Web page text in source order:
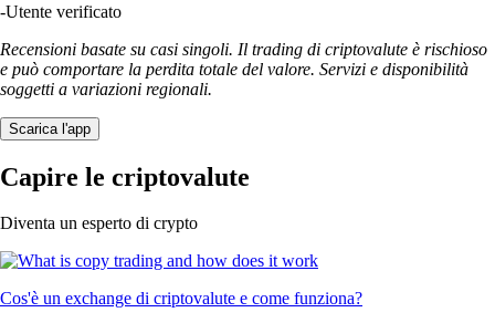
-Utente verificato
Recensioni basate su casi singoli. Il trading di criptovalute è rischioso
e può comportare la perdita totale del valore. Servizi e disponibilità
soggetti a variazioni regionali.
Scarica l'app
Capire le criptovalute
Diventa un esperto di crypto
Cos'è un exchange di criptovalute e come funziona?